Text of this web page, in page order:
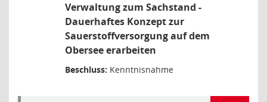
Verwaltung zum Sachstand -
Dauerhaftes Konzept zur
Sauerstoffversorgung auf dem
Obersee erarbeiten
Beschluss: Kenntnisnahme